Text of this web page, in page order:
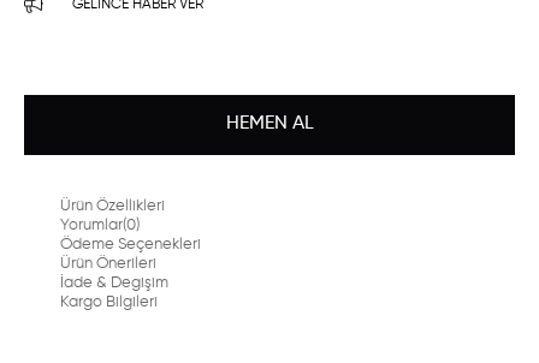
GELINCE HABER VER
Ürün Özellikleri
Yorumlar(0)
Ödeme Seçenekleri
Ürün Önerileri
İade & Degişim
Kargo Bilgileri